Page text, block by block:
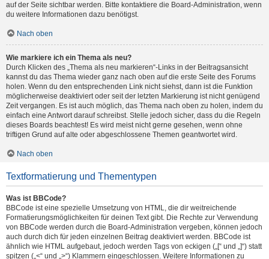
auf der Seite sichtbar werden. Bitte kontaktiere die Board-Administration, wenn
du weitere Informationen dazu benötigst.
Nach oben
Wie markiere ich ein Thema als neu?
Durch Klicken des „Thema als neu markieren“-Links in der Beitragsansicht
kannst du das Thema wieder ganz nach oben auf die erste Seite des Forums
holen. Wenn du den entsprechenden Link nicht siehst, dann ist die Funktion
möglicherweise deaktiviert oder seit der letzten Markierung ist nicht genügend
Zeit vergangen. Es ist auch möglich, das Thema nach oben zu holen, indem du
einfach eine Antwort darauf schreibst. Stelle jedoch sicher, dass du die Regeln
dieses Boards beachtest! Es wird meist nicht gerne gesehen, wenn ohne
triftigen Grund auf alte oder abgeschlossene Themen geantwortet wird.
Nach oben
Textformatierung und Thementypen
Was ist BBCode?
BBCode ist eine spezielle Umsetzung von HTML, die dir weitreichende
Formatierungsmöglichkeiten für deinen Text gibt. Die Rechte zur Verwendung
von BBCode werden durch die Board-Administration vergeben, können jedoch
auch durch dich für jeden einzelnen Beitrag deaktiviert werden. BBCode ist
ähnlich wie HTML aufgebaut, jedoch werden Tags von eckigen („[“ und „]“) statt
spitzen („<“ und „>“) Klammern eingeschlossen. Weitere Informationen zu